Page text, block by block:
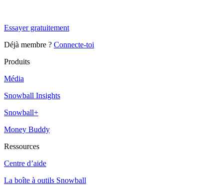
Essayer gratuitement
Déjà membre ? Connecte-toi
Produits
Média
Snowball Insights
Snowball+
Money Buddy
Ressources
Centre d’aide
La boîte à outils Snowball